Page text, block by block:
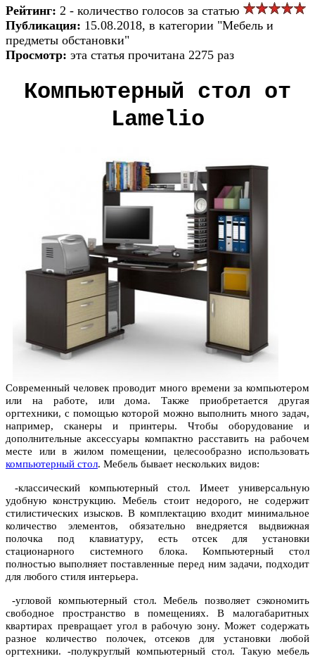
Рейтинг: 2 - количество голосов за статью
Публикация: 15.08.2018, в категории "Мебель и
предметы обстановки"
Просмотр: эта статья прочитана 2275 раз
Компьютерный стол от
Lamelio
Современный человек проводит много времени за компьютером
или на работе, или дома. Также приобретается другая
оргтехники, с помощью которой можно выполнить много задач,
например, сканеры и принтеры. Чтобы оборудование и
дополнительные аксессуары компактно расставить на рабочем
месте или в жилом помещении, целесообразно использовать
компьютерный стол. Мебель бывает нескольких видов:
-классический компьютерный стол. Имеет универсальную
удобную конструкцию. Мебель стоит недорого, не содержит
стилистических изысков. В комплектацию входит минимальное
количество элементов, обязательно внедряется выдвижная
полочка под клавиатуру, есть отсек для установки
стационарного системного блока. Компьютерный стол
полностью выполняет поставленные перед ним задачи, подходит
для любого стиля интерьера.
-угловой компьютерный стол. Мебель позволяет сэкономить
свободное пространство в помещениях. В малогабаритных
квартирах превращает угол в рабочую зону. Может содержать
разное количество полочек, отсеков для установки любой
оргтехники. -полукруглый компьютерный стол. Такую мебель